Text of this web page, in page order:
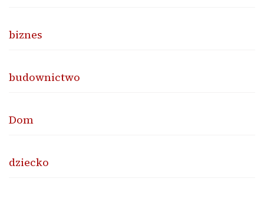
biznes
budownictwo
Dom
dziecko